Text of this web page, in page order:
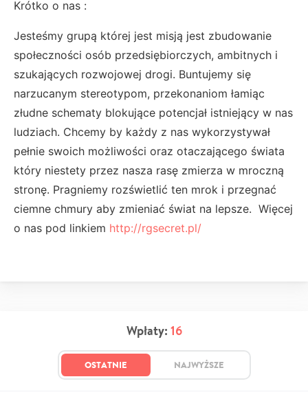
Krótko o nas :
Jesteśmy grupą której jest misją jest zbudowanie
społeczności osób przedsiębiorczych, ambitnych i
szukających rozwojowej drogi. Buntujemy się
narzucanym stereotypom, przekonaniom łamiąc
złudne schematy blokujące potencjał istniejący w nas
ludziach. Chcemy by każdy z nas wykorzystywał
pełnie swoich możliwości oraz otaczającego świata
który niestety przez nasza rasę zmierza w mroczną
stronę. Pragniemy rozświetlić ten mrok i przegnać
ciemne chmury aby zmieniać świat na lepsze. Więcej
o nas pod linkiem http://rgsecret.pl/
Wpłaty: 16
OSTATNIE NAJWYŻSZE